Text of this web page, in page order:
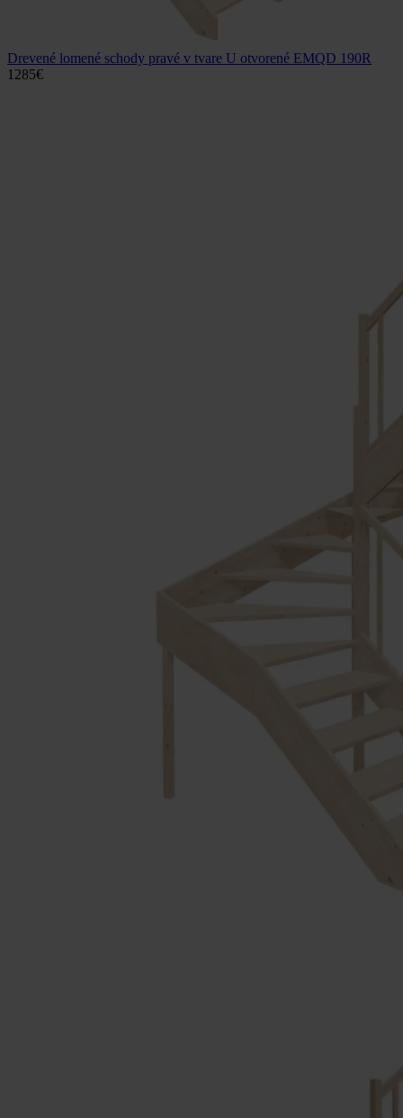
Drevené lomené schody pravé v tvare U otvorené EMQD 190R
1285€